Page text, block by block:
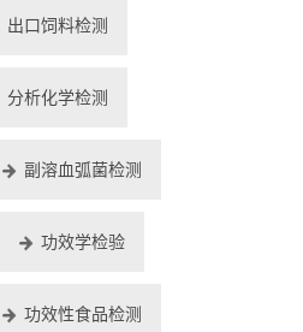
出口饲料检测
分析化学检测
副溶血弧菌检测
功效学检验
功效性食品检测